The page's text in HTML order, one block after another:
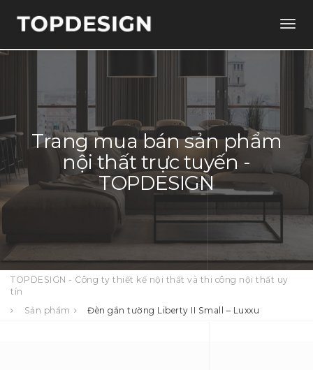
Trang mua bán sản phẩm
nội thất trực tuyến -
TOPDESIGN
TOPDESIGN - Công ty thiết kế nội thất và thi công nội thất uy
tín
Sản phẩm
Đèn gắn tường Liberty II Small – Luxxu